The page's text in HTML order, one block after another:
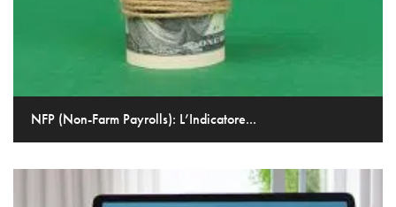
NFP (Non-Farm Payrolls): L’Indicatore...